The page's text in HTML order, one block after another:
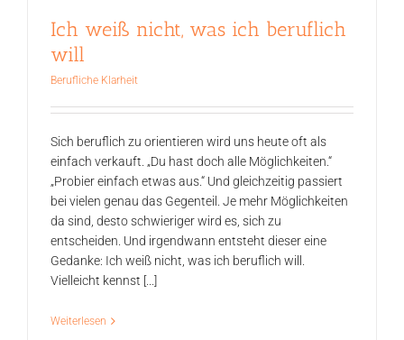
Ich weiß nicht, was ich beruflich
will
Berufliche Klarheit
Sich beruflich zu orientieren wird uns heute oft als
einfach verkauft. „Du hast doch alle Möglichkeiten.“
„Probier einfach etwas aus.“ Und gleichzeitig passiert
bei vielen genau das Gegenteil. Je mehr Möglichkeiten
da sind, desto schwieriger wird es, sich zu
entscheiden. Und irgendwann entsteht dieser eine
Gedanke: Ich weiß nicht, was ich beruflich will.
Vielleicht kennst [...]
Weiterlesen